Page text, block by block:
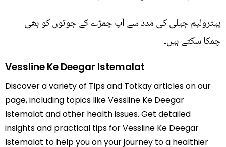
پیٹرولیم جیلی کی مدد سے آپ چمڑے کے جوتوں کو بھی
چمکا سکتے ہیں۔
Vessline Ke Deegar Istemalat
Discover a variety of Tips and Totkay articles on our
page, including topics like Vessline Ke Deegar
Istemalat and other health issues. Get detailed
insights and practical tips for Vessline Ke Deegar
Istemalat to help you on your journey to a healthier